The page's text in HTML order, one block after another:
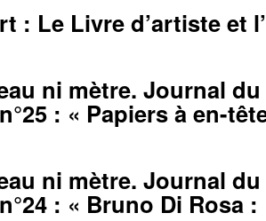
: Le Livre d’artiste et
ni mètre. Journal
: « Papiers à en-
ni mètre. Journal
: « Bruno Di Rosa